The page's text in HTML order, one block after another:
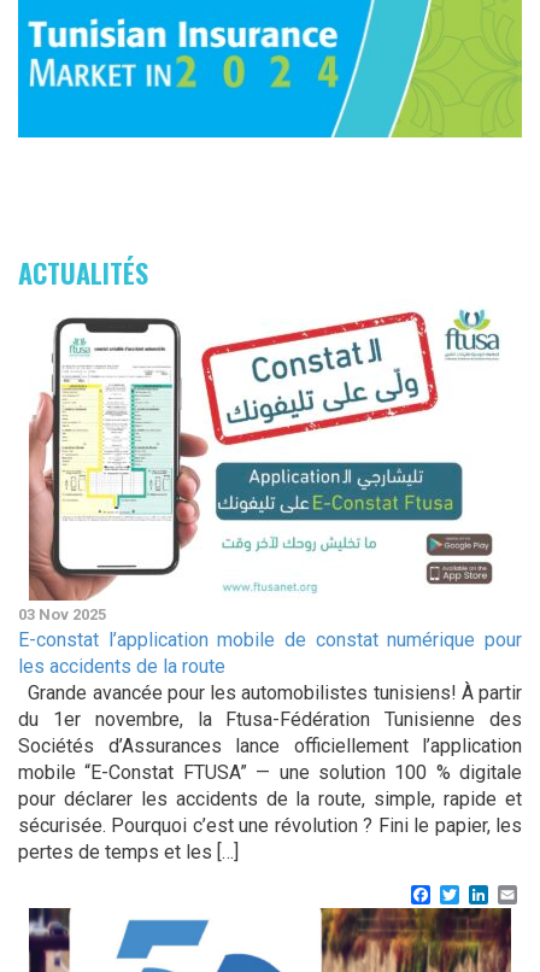
ACTUALITÉS
03 Nov 2025
E-constat l’application mobile de constat numérique pour
les accidents de la route
Grande avancée pour les automobilistes tunisiens! À partir
du 1er novembre, la Ftusa-Fédération Tunisienne des
Sociétés d’Assurances lance officiellement l’application
mobile “E-Constat FTUSA” — une solution 100 % digitale
pour déclarer les accidents de la route, simple, rapide et
sécurisée. Pourquoi c’est une révolution ? Fini le papier, les
pertes de temps et les […]
Facebook
Twitter